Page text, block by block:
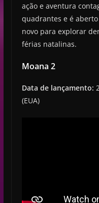
ação e aventura
quadrantes e é
novo para explorar
férias natalinas.
Moana 2
Data de lançamento:
(EUA)